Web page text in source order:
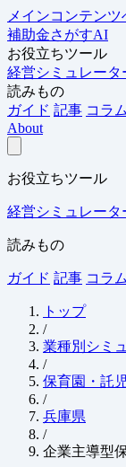
メインコンテン
補助金さがすAI
お役立ちツール
経営シミュレータ
読みもの
ガイド 記事 コラム
About
お役立ちツール
経営シミュレータ
読みもの
ガイド 記事 コラム
トップ
/
業種別シミ
/
保育園・託
/
兵庫県
/
企業主導型